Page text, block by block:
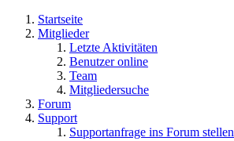
Startseite
Mitglieder
Letzte Aktivitäten
Benutzer online
Team
Mitgliedersuche
Forum
Support
Supportanfrage ins Forum stellen